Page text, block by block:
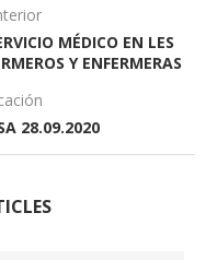
MÉDICO EN LES
Y ENFERMERAS
28.09.2020